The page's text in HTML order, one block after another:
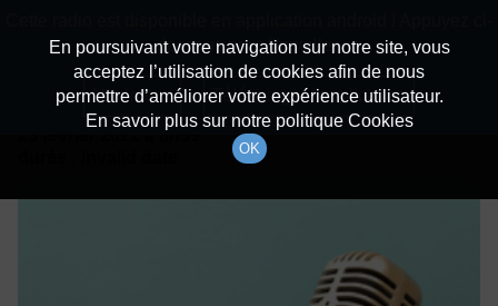
Détails De L'épisode
à 8h59
En poursuivant votre navigation sur notre site, vous
acceptez l’utilisation de cookies afin de nous
permettre d’améliorer votre expérience utilisateur.
En savoir plus sur notre politique Cookies
OK
dessous pour l'installer.
Non merci Télécharger l'application